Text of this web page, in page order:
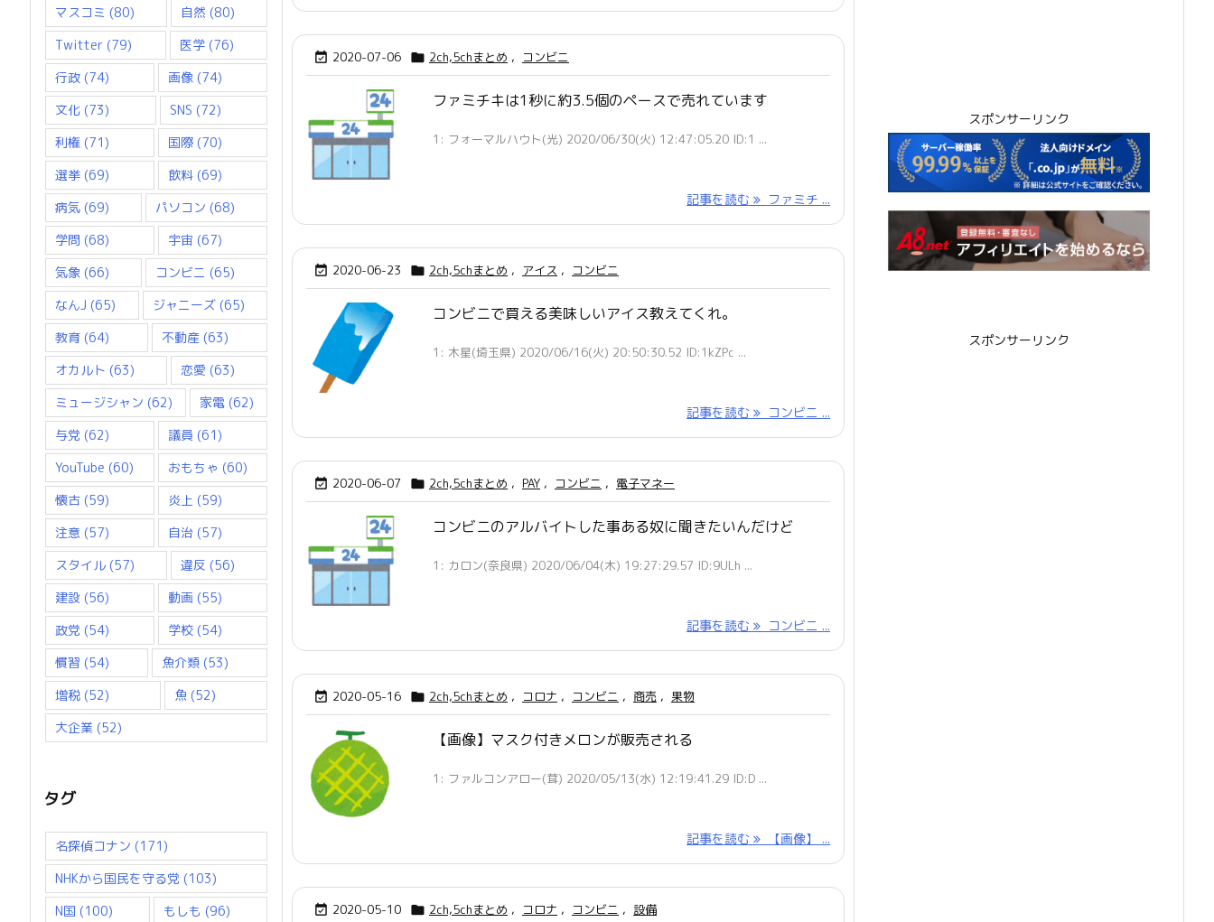
 2020-07-06  2ch,5chまとめ , コンビニ
ファミチキは1秒に約3.5個のペースで売れています
1: フォーマルハウト(光) 2020/06/30(火) 12:47:05.20 ID:1 ...
記事を読む ファミチ ...
 2020-06-23  2ch,5chまとめ , アイス , コンビニ
コンビニで買える美味しいアイス教えてくれ。
1: 木星(埼玉県) 2020/06/16(火) 20:50:30.52 ID:1kZPc ...
記事を読む コンビニ ...
 2020-06-07  2ch,5chまとめ , PAY , コンビニ , 電子マネー
コンビニのアルバイトした事ある奴に聞きたいんだけど
1: カロン(奈良県) 2020/06/04(木) 19:27:29.57 ID:9ULh ...
記事を読む コンビニ ...
 2020-05-16  2ch,5chまとめ , コロナ , コンビニ , 商売 , 果物
【画像】マスク付きメロンが販売される
1: ファルコンアロー(茸) 2020/05/13(水) 12:19:41.29 ID:D ...
記事を読む 【画像】 ...
 2020-05-10  2ch,5chまとめ , コロナ , コンビニ , 設備
マスコミ (80) 自然 (80)
Twitter (79) 医学(76)
行政 (74) 画像 (74)
文化 (73) SNS (72)
利権 (71) 国際 (70)
選挙 (69) 飲料 (69)
病気 (69) パソコン (68)
学問 (68) 宇宙 (67)
気象 (66) コンビニ (65)
なんJ (65) ジャニーズ(65)
教育 (64) 不動産 (63)
オカルト (63) 恋愛 (63)
ミュージシャン (62) 家電 (62)
与党 (62) 議員 (61)
YouTube (60) おもちゃ (60)
懐古 (59) 炎上 (59)
注意 (57) 自治 (57)
スタイル (57) 違反 (56)
建設 (56) 動画 (55)
政党 (54) 学校 (54)
慣習 (54) 魚介類 (53)
増税 (52) 魚 (52)
大企業 (52)
タグ
名探偵コナン (171)
NHKから国民を守る党 (103)
N国 (100) もしも (96)
スポンサーリンク
スポンサーリンク